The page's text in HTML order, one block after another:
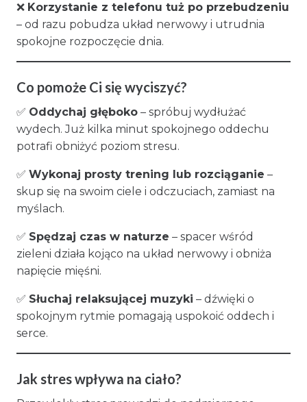
❌ Korzystanie z telefonu tuż po przebudzeniu
– od razu pobudza układ nerwowy i utrudnia
spokojne rozpoczęcie dnia.
Co pomoże Ci się wyciszyć?
✅ Oddychaj głęboko – spróbuj wydłużać
wydech. Już kilka minut spokojnego oddechu
potrafi obniżyć poziom stresu.
✅ Wykonaj prosty trening lub rozciąganie –
skup się na swoim ciele i odczuciach, zamiast na
myślach.
✅ Spędzaj czas w naturze – spacer wśród
zieleni działa kojąco na układ nerwowy i obniża
napięcie mięśni.
✅ Słuchaj relaksującej muzyki – dźwięki o
spokojnym rytmie pomagają uspokoić oddech i
serce.
Jak stres wpływa na ciało?